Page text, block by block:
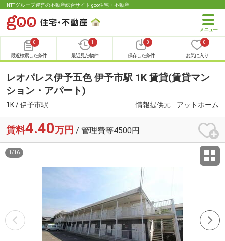
NTTグループ運営の不動産総合サイト goo住宅・不動産
0
最近検索した条件
1
最近見た物件
0
保存した条件
0
お気に入り
レオパレス伊予五色 伊予市駅 1K 賃貸(賃貸マン
ション・アパート)
1K / 伊予市駅 情報提供元 アットホーム
賃料4.40万円 / 管理費等4500円
1 /16